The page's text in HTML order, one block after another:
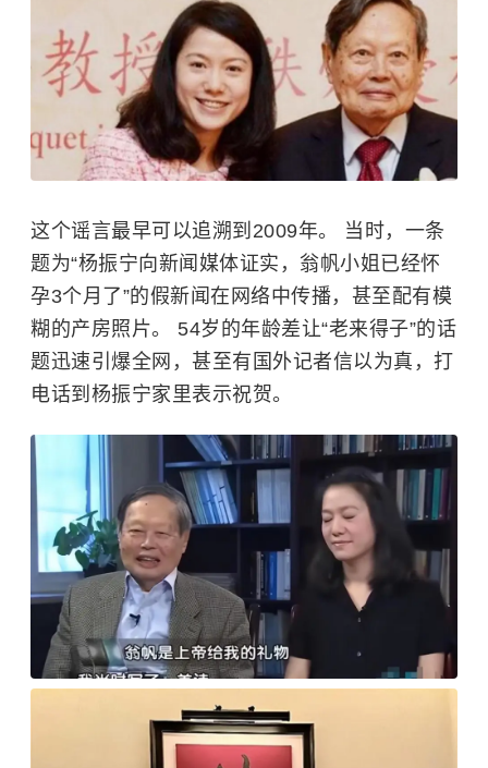
这个谣言最早可以追溯到2009年。 当时，一条
题为“杨振宁向新闻媒体证实，翁帆小姐已经怀
孕3个月了”的假新闻在网络中传播，甚至配有模
糊的产房照片。 54岁的年龄差让“老来得子”的话
题迅速引爆全网，甚至有国外记者信以为真，打
电话到杨振宁家里表示祝贺。